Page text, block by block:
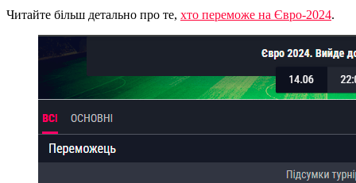
Читайте більш детально про те, хто переможе на Євро-2024.